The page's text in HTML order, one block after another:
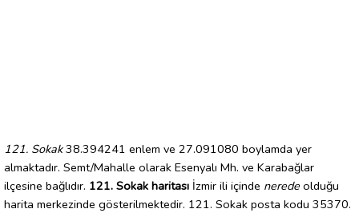
121. Sokak38.394241 enlem ve 27.091080 boylamda yer
almaktadır. Semt/Mahalle olarak Esenyalı Mh. ve Karabağlar
ilçesine bağlıdır. 121. Sokak haritası İzmir ili içinde nerede olduğu
harita merkezinde gösterilmektedir. 121. Sokak posta kodu 35370.